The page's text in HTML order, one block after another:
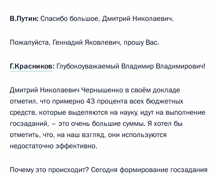
В.Путин: Спасибо большое, Дмитрий Николаевич.
Пожалуйста, Геннадий Яковлевич, прошу Вас.
Г.Красников: Глубокоуважаемый Владимир Владимирович!
Дмитрий Николаевич Чернышенко в своём докладе
отметил, что примерно 43 процента всех бюджетных
средств, которые выделяются на науку, идут на выполнение
госзаданий, – это очень большие суммы. Я хотел бы
отметить, что, на наш взгляд, они используются
недостаточно эффективно.
Почему это происходит? Сегодня формирование госзадания